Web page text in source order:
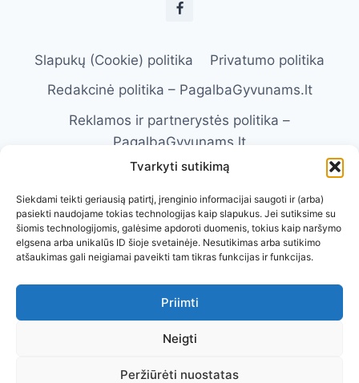
Tvarkyti sutikimą
Siekdami teikti geriausią patirtį, įrenginio informacijai saugoti ir (arba)
pasiekti naudojame tokias technologijas kaip slapukus. Jei sutiksime su
šiomis technologijomis, galėsime apdoroti duomenis, tokius kaip naršymo
elgsena arba unikalūs ID šioje svetainėje. Nesutikimas arba sutikimo
atšaukimas gali neigiamai paveikti tam tikras funkcijas ir funkcijas.
Priimti
Neigti
Peržiūrėti nuostatas
Slapukų (Cookie) politika
Privatumo politika
Redakcinė politika – PagalbaGyvunams.lt
Reklamos ir partnerystės politika –
PagalbaGyvunams.lt
Atsakomybės apribojimas –
PagalbaGyvunams.lt
Naudojimosi taisyklės – PagalbaGyvunams.lt
Kontaktai
Apie Mus